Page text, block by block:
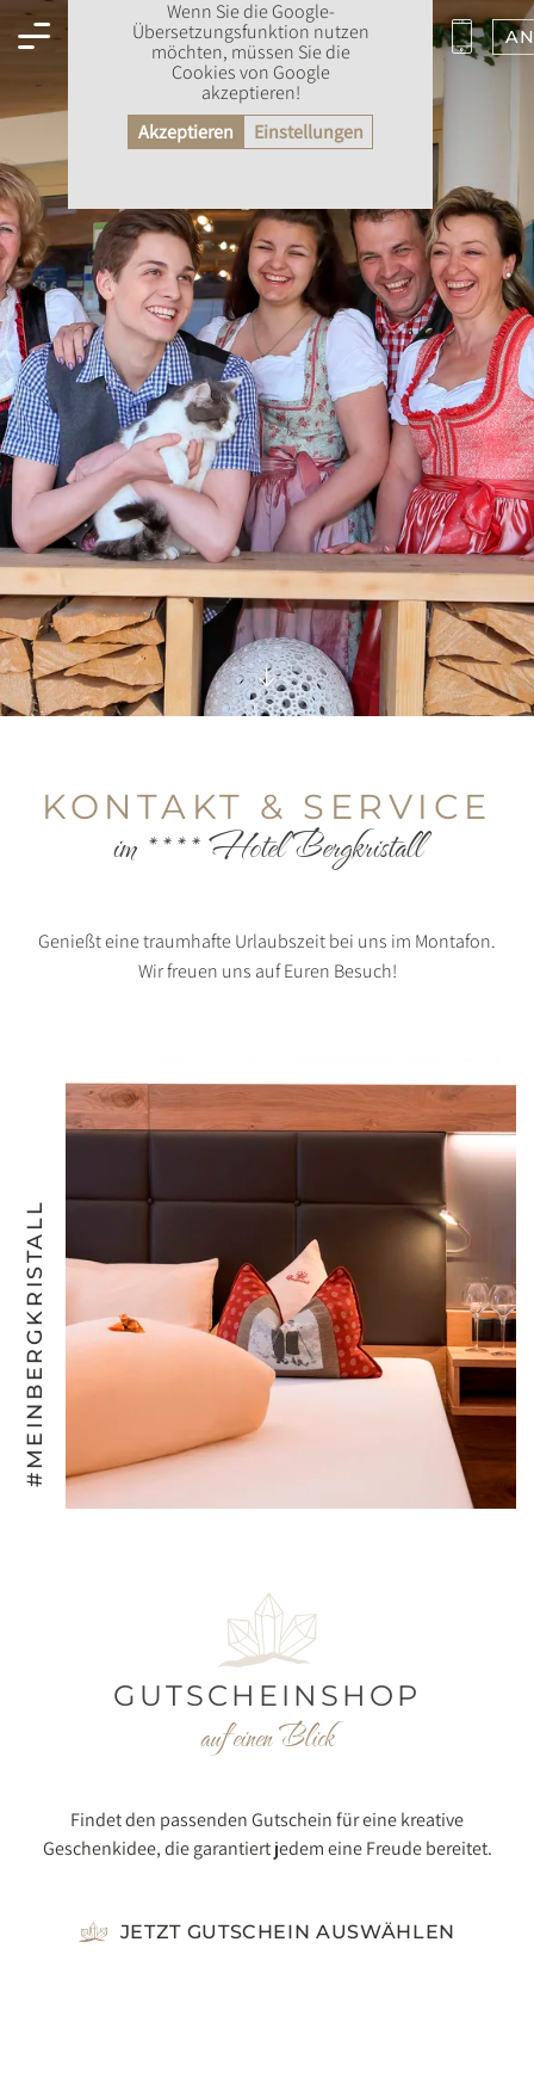
Wenn Sie die Google-
Übersetzungsfunktion nutzen
möchten, müssen Sie die
Cookies von Google
akzeptieren!
Akzeptieren
Einstellungen
KONTAKT & SERVICE
im **** Hotel Bergkristall
Genießt eine traumhafte Urlaubszeit bei uns im Montafon.
Wir freuen uns auf Euren Besuch!
GUTSCHEINSHOP
auf einen Blick
Findet den passenden Gutschein für eine kreative
Geschenkidee, die garantiert jedem eine Freude bereitet.
#MEINBERGKRISTALL
JETZT GUTSCHEIN AUSWÄHLEN